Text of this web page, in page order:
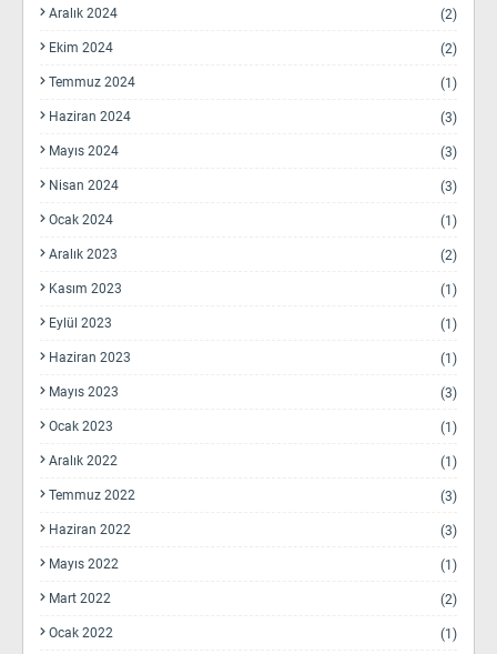
Aralık 2024 (2)
Ekim 2024 (2)
Temmuz 2024 (1)
Haziran 2024 (3)
Mayıs 2024 (3)
Nisan 2024 (3)
Ocak 2024 (1)
Aralık 2023 (2)
Kasım 2023 (1)
Eylül 2023 (1)
Haziran 2023 (1)
Mayıs 2023 (3)
Ocak 2023 (1)
Aralık 2022 (1)
Temmuz 2022 (3)
Haziran 2022 (3)
Mayıs 2022 (1)
Mart 2022 (2)
Ocak 2022 (1)